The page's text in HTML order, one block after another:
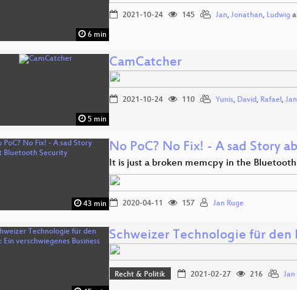
6 min
2021-10-24 145 Jan, Jonathan, Ludwig
5 min
CamCatcher
2021-10-24 110 Yunis, David, Rafael, Jan
43 min
No PoC? No Fix! - A sad Story
It is just a broken memcpy in the
2020-04-11 157 Jan Ruge
Schweizer Technologie für den
Recht & Politik 2021-02-27 216